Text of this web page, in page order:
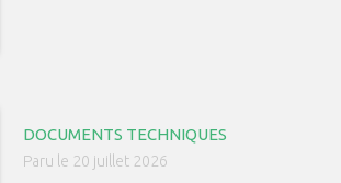
DOCUMENTS TECHNIQUES
Paru le 20 juillet 2026